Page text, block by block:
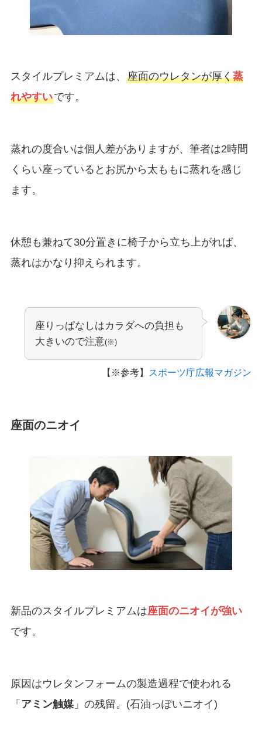
スタイルプレミアムは、 座面のウレタンが厚く蒸
れやすいです。
蒸れの度合いは個人差がありますが、筆者は2時間
くらい座っているとお尻から太ももに蒸れを感じ
ます。
休憩も兼ねて30分置きに椅子から立ち上がれば、
蒸れはかなり抑えられます。
座りっぱなしはカラダへの負担も
大きいので注意(※)
【※参考】 スポーツ庁広報マガジン
座面のニオイ
新品のスタイルプレミアムは座面のニオイが強い
です。
原因はウレタンフォームの製造過程で使われる
「 アミン触媒」の残留。(石油っぽいニオイ)